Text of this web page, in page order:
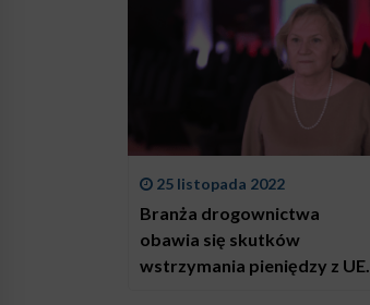
25 listopada 2022
Branża drogownictwa
obawia się skutków
wstrzymania pieniędzy z UE.